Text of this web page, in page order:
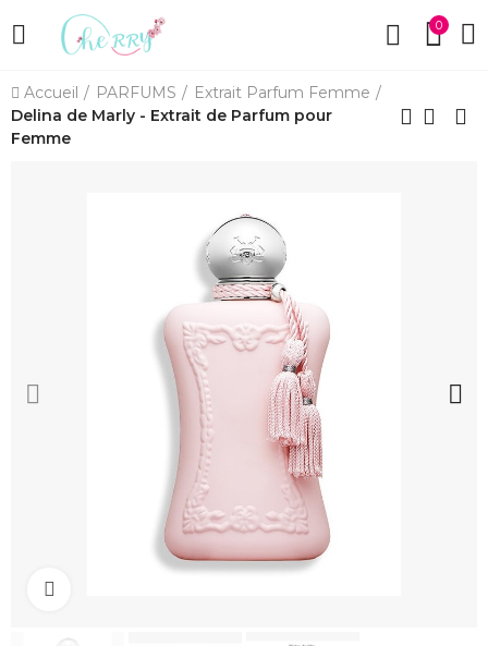
0
Accueil PARFUMS
Extrait Parfum Femme
Delina de Marly - Extrait de Parfum pour
Femme